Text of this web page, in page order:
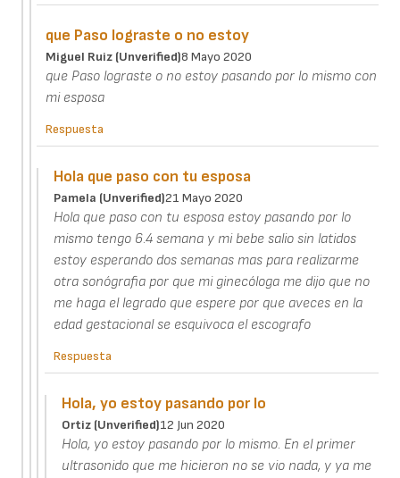
que Paso lograste o no estoy
Miguel Ruiz (unverified)8 Mayo 2020
que Paso lograste o no estoy pasando por lo mismo con
mi esposa
Respuesta
Hola que paso con tu esposa
Pamela (unverified)21 Mayo 2020
Hola que paso con tu esposa estoy pasando por lo
mismo tengo 6.4 semana y mi bebe salio sin latidos
estoy esperando dos semanas mas para realizarme
otra sonógrafia por que mi ginecóloga me dijo que no
me haga el legrado que espere por que aveces en la
edad gestacional se esquivoca el escografo
Respuesta
Hola, yo estoy pasando por lo
Ortiz (unverified)12 Jun 2020
Hola, yo estoy pasando por lo mismo. En el primer
ultrasonido que me hicieron no se vio nada, y ya me